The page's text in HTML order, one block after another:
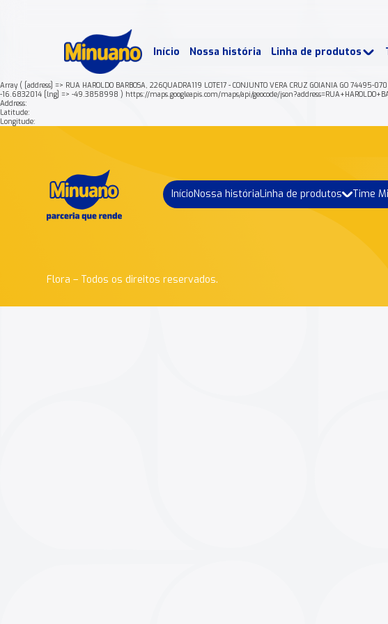
Início Nossa história Linha de produtos
Array ( [address] => RUA HAROLDO BARBOSA, 226QUADRA119 LOTE17 - CONJUNTO VERA CRUZ GOIANIA GO
-16.6832014 [lng] => -49.3858998 ) https://maps.googleapis.com/maps/api/geocode/
Address:
Latitude:
Longitude:
InícioNossa históriaLinha de produtos Time
Flora – Todos os direitos reservados.